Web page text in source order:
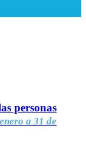
personas
a 31 de